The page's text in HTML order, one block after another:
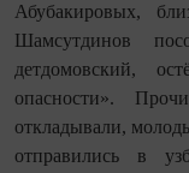
Абубакировых,
Шамсутдинов
детдомовский,
опасности».
откладывали,
отправились в